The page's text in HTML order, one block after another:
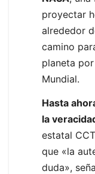
proyectar
alrededor
camino
planeta
Mundial.
Hasta
la
estatal
que «la
duda»,